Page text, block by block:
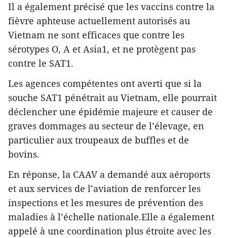
Il a également précisé que les vaccins contre la
fièvre aphteuse actuellement autorisés au
Vietnam ne sont efficaces que contre les
sérotypes O, A et Asia1, et ne protègent pas
contre le SAT1.​
Les agences compétentes ont averti que si la
souche SAT1 pénétrait au Vietnam, elle pourrait
déclencher une épidémie majeure et causer de
graves dommages au secteur de l’élevage, en
particulier aux troupeaux de buffles et de
bovins.​
En réponse, la CAAV a demandé aux aéroports
et aux services de l’aviation de renforcer les
inspections et les mesures de prévention des
maladies à l’échelle nationale.Elle a également
appelé à une coordination plus étroite avec les